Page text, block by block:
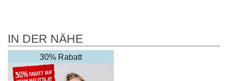
IN DER NÄHE
30% Rabatt